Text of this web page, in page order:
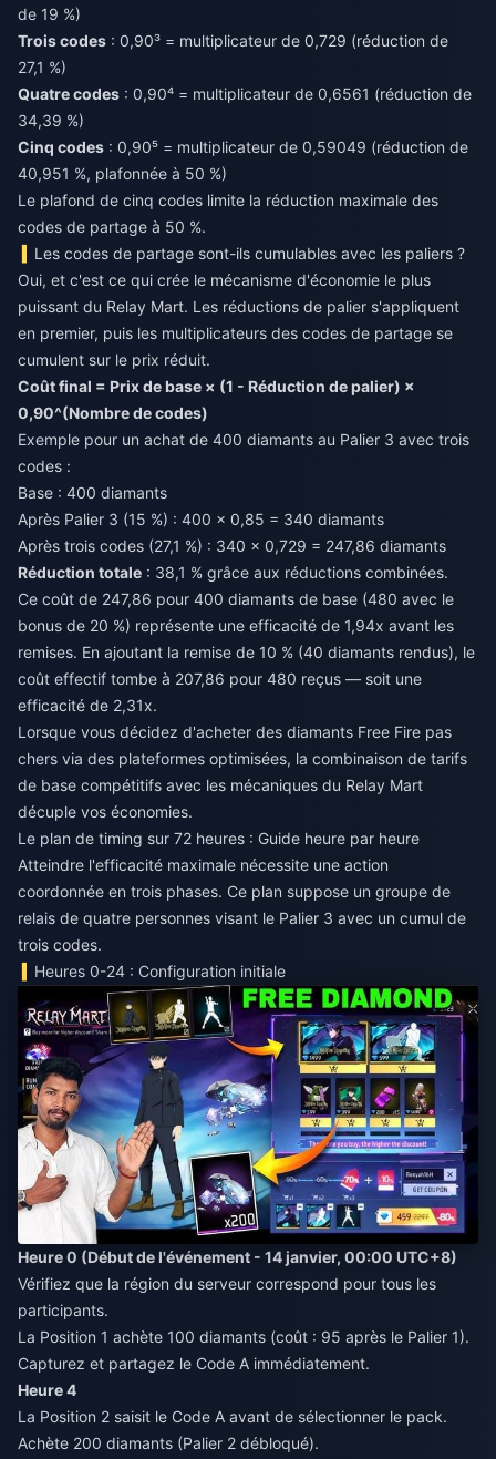
de 19 %)
Trois codes : 0,90³ = multiplicateur de 0,729 (réduction de
27,1 %)
Quatre codes : 0,90⁴ = multiplicateur de 0,6561 (réduction de
34,39 %)
Cinq codes : 0,90⁵ = multiplicateur de 0,59049 (réduction de
40,951 %, plafonnée à 50 %)
Le plafond de cinq codes limite la réduction maximale des
codes de partage à 50 %.
Les codes de partage sont-ils cumulables avec les paliers ?
Oui, et c'est ce qui crée le mécanisme d'économie le plus
puissant du Relay Mart. Les réductions de palier s'appliquent
en premier, puis les multiplicateurs des codes de partage se
cumulent sur le prix réduit.
Coût final = Prix de base × (1 - Réduction de palier) ×
0,90^(Nombre de codes)
Exemple pour un achat de 400 diamants au Palier 3 avec trois
codes :
Base : 400 diamants
Après Palier 3 (15 %) : 400 × 0,85 = 340 diamants
Après trois codes (27,1 %) : 340 × 0,729 = 247,86 diamants
Réduction totale : 38,1 % grâce aux réductions combinées.
Ce coût de 247,86 pour 400 diamants de base (480 avec le
bonus de 20 %) représente une efficacité de 1,94x avant les
remises. En ajoutant la remise de 10 % (40 diamants rendus), le
coût effectif tombe à 207,86 pour 480 reçus — soit une
efficacité de 2,31x.
Lorsque vous décidez d'acheter des diamants Free Fire pas
chers via des plateformes optimisées, la combinaison de tarifs
de base compétitifs avec les mécaniques du Relay Mart
décuple vos économies.
Le plan de timing sur 72 heures : Guide heure par heure
Atteindre l'efficacité maximale nécessite une action
coordonnée en trois phases. Ce plan suppose un groupe de
relais de quatre personnes visant le Palier 3 avec un cumul de
trois codes.
Heures 0-24 : Configuration initiale
Heure 0 (Début de l'événement - 14 janvier, 00:00 UTC+8)
Vérifiez que la région du serveur correspond pour tous les
participants.
La Position 1 achète 100 diamants (coût : 95 après le Palier 1).
Capturez et partagez le Code A immédiatement.
Heure 4
La Position 2 saisit le Code A avant de sélectionner le pack.
Achète 200 diamants (Palier 2 débloqué).